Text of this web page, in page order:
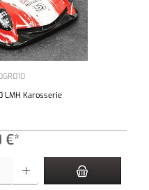
LMH Karosserie
€*